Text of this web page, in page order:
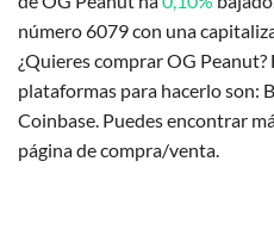
número 6079 con una
¿Quieres comprar OG Peanut?
plataformas para hacerlo son:
Coinbase. Puedes encontrar
página de compra/venta.